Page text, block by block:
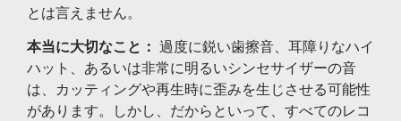
とは言えません。
本当に大切なこと： 過度に鋭い歯擦音、耳障りなハイ
ハット、あるいは非常に明るいシンセサイザーの音
は、カッティングや再生時に歪みを生じさせる可能性
があります。しかし、だからといって、すべてのレコ